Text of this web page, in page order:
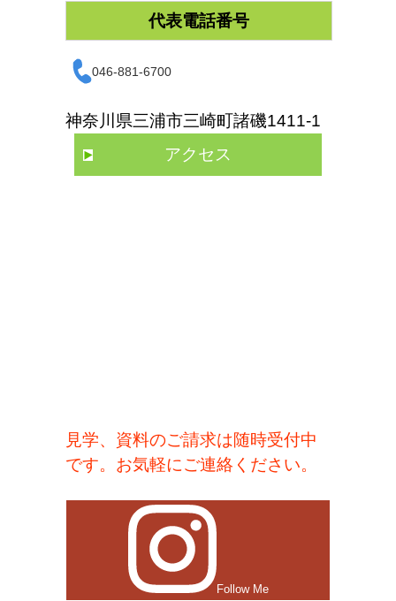
代表電話番号
046-881-6700
神奈川県三浦市三崎町諸磯1411-1
アクセス
見学、資料のご請求は随時受付中
です。お気軽にご連絡ください。
Follow Me